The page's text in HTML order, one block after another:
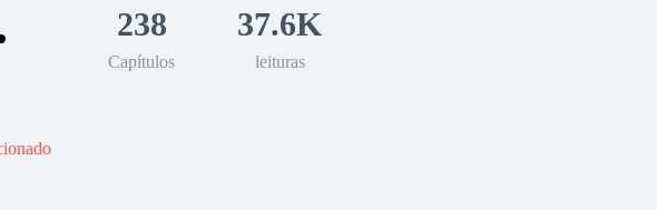
238
Capítulos
37.6K
leituras